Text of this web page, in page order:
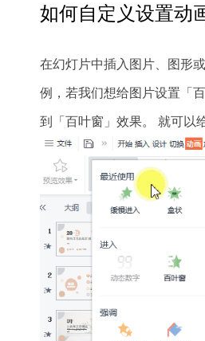
如何自定义设置动
在幻灯片中插入图片、图形
例，若我们想给图片设置「
到「百叶窗」效果。 就可以